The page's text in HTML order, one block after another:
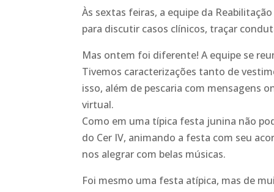
Às sextas feiras, a equipe da
para discutir casos clínicos, traçar
Mas ontem foi diferente! A equipe se
Tivemos caracterizações tanto de
isso, além de pescaria com mensagens
virtual.
Como em uma típica festa junina não
do Cer IV, animando a festa com seu
nos alegrar com belas músicas.
Foi mesmo uma festa atípica, mas de